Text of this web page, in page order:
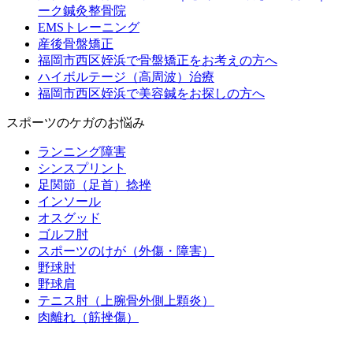
ーク鍼灸整骨院
EMSトレーニング
産後骨盤矯正
福岡市西区姪浜で骨盤矯正をお考えの方へ
ハイボルテージ（高周波）治療
福岡市西区姪浜で美容鍼をお探しの方へ
スポーツのケガのお悩み
ランニング障害
シンスプリント
足関節（足首）捻挫
インソール
オスグッド
ゴルフ肘
スポーツのけが（外傷・障害）
野球肘
野球肩
テニス肘（上腕骨外側上顆炎）
肉離れ（筋挫傷）